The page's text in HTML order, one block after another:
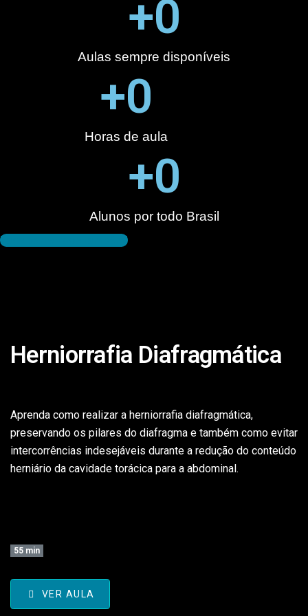
Aulas sempre disponíveis
+0
Horas de aula
+0
Alunos por todo Brasil
+0
Faça parte você também!
Herniorrafia Diafragmática
Aprenda como realizar a herniorrafia diafragmática,
preservando os pilares do diafragma e também como evitar
intercorrências indesejáveis durante a redução do conteúdo
herniário da cavidade torácica para a abdominal.
55 min
VER AULA